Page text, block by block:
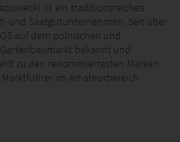
ist ein traditionsreiches
und Saatgutunternehmen. Seit über
auf dem polnischen und
bekannt und
zu den renommiertesten Marken
Marktführer im Amateurbereich
höchster Qualität an, das Ergebnis
und eines effizienten